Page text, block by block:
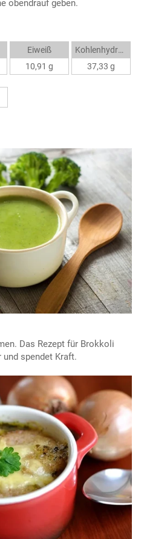
obendrauf geben.
Eiweiß
10,91 g
Kohlenhydrate
37,33 g
Das Rezept für Brokkoli
und spendet Kraft.